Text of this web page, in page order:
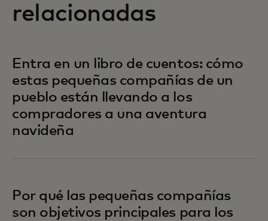
relacionadas
Entra en un libro de cuentos: cómo
estas pequeñas compañías de un
pueblo están llevando a los
compradores a una aventura
navideña
Por qué las pequeñas compañías
son objetivos principales para los